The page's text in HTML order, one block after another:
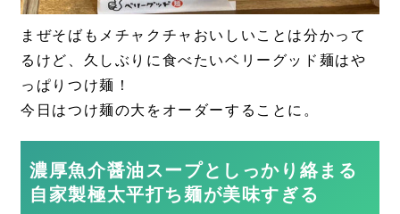
まぜそばもメチャクチャおいしいことは分かって
るけど、久しぶりに食べたいベリーグッド麺はや
っぱりつけ麺！
今日はつけ麺の大をオーダーすることに。
濃厚魚介醤油スープとしっかり絡まる
自家製極太平打ち麺が美味すぎる